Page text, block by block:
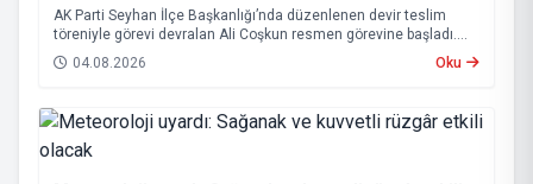
AK Parti Seyhan İlçe Başkanlığı’nda düzenlenen devir teslim
töreniyle görevi devralan Ali Coşkun resmen görevine başladı.
Hizmet vurgusu yapan Coşkun, “AK Partili olmak, bu ülkenin her
metrekaresine sevdalı olmaktır” dedi.
04.08.2026 Oku